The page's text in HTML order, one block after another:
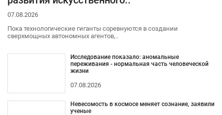
07.08.2026
Пока технологические гиганты соревнуются в создании
сверхмощных автономных агентов,..
Исследование показало: аномальные
переживания - нормальная часть человеческой
жизни
07.08.2026
Невесомость в космосе меняет сознание, заявили
ученые